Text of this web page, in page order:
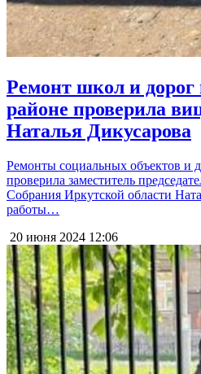
Ремонт школ и
районе проверила
Наталья Дикусарова
Ремонты социальных объектов и
проверила заместитель
Собрания Иркутской области
работы…
20 июня 2024 12:06